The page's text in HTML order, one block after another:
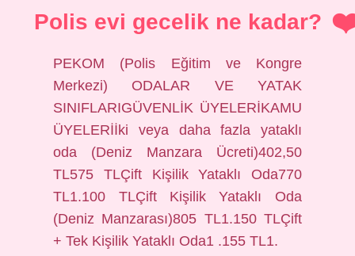
Polis evi gecelik ne kadar?
PEKOM (Polis Eğitim ve Kongre
Merkezi) ODALAR VE YATAK
SINIFLARIGÜVENLİK ÜYELERİKAMU
ÜYELERİİki veya daha fazla yataklı
oda (Deniz Manzara Ücreti)402,50
TL575 TLÇift Kişilik Yataklı Oda770
TL1.100 TLÇift Kişilik Yataklı Oda
(Deniz Manzarası)805 TL1.150 TLÇift
+ Tek Kişilik Yataklı Oda1 .155 TL1.